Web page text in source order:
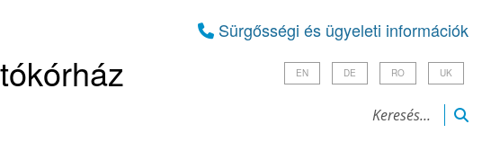
Sürgősségi és ügyeleti információk
EN DE RO UK